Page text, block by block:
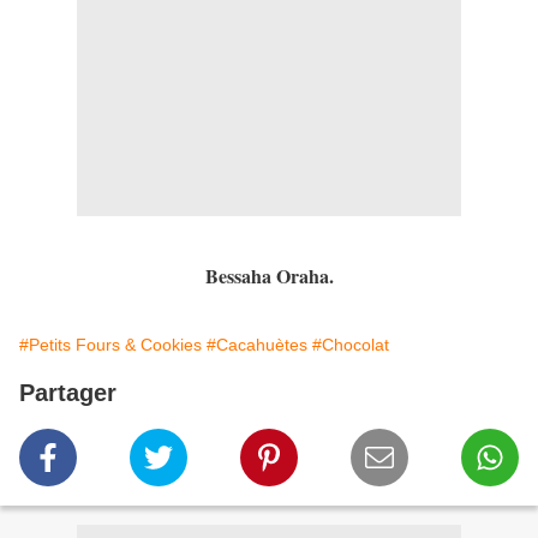
Bessaha Oraha.
#Petits Fours & Cookies #Cacahuètes #Chocolat
Partager